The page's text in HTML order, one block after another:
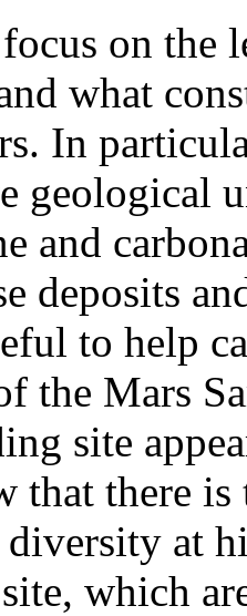
on the
what
In
geological
and
deposits
to help
the Mars
site
that there
at
which